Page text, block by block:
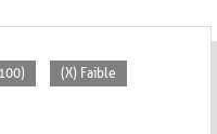
(X) Faible